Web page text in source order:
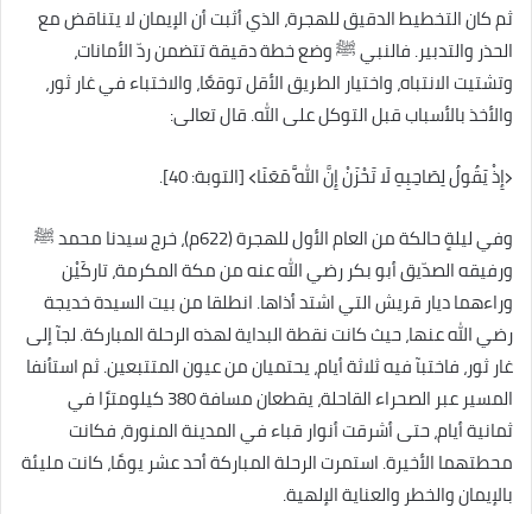
ثم كان التخطيط الدقيق للهجرة، الذي أثبت أن الإيمان لا يتناقض مع
الحذر والتدبير. فالنبي ﷺ وضع خطة دقيقة تتضمن ردّ الأمانات،
وتشتيت الانتباه، واختيار الطريق الأقل توقعًا، والاختباء في غار ثور،
والأخذ بالأسباب قبل التوكل على الله. قال تعالى:
﴿إِذْ يَقُولُ لِصَاحِبِهِ لَا تَحْزَنْ إِنَّ اللَّهَ مَعَنَا﴾ [التوبة: 40].
وفي ليلةٍ حالكة من العام الأول للهجرة (622م)، خرج سيدنا محمد ﷺ
ورفيقه الصدّيق أبو بكر رضي الله عنه من مكة المكرمة، تاركَيْن
وراءهما ديار قريش التي اشتد أذاها. انطلقا من بيت السيدة خديجة
رضي الله عنها، حيث كانت نقطة البداية لهذه الرحلة المباركة. لجآ إلى
غار ثور، فاختبآ فيه ثلاثة أيام، يحتميان من عيون المتتبعين. ثم استأنفا
المسير عبر الصحراء القاحلة، يقطعان مسافة 380 كيلومترًا في
ثمانية أيام، حتى أشرقت أنوار قباء في المدينة المنورة، فكانت
محطتهما الأخيرة. استمرت الرحلة المباركة أحد عشر يومًا، كانت مليئة
بالإيمان والخطر والعناية الإلهية.